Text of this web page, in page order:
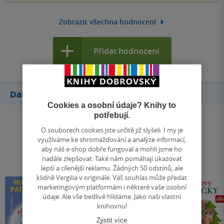
Zobrazit všechna hodnocení
Přidat hodnocení
Další knihy autora
Cookies a osobní údaje? Knihy to
potřebují.
O souborech cookies jste určitě již slyšeli. I my je
využíváme ke shromažďování a analýze informací,
aby náš e-shop dobře fungoval a mohli jsme ho
nadále zlepšovat. Také nám pomáhají ukazovat
lepší a cílenější reklamu. Žádných 50 odstínů, ale
klidně Vergilia v originále. Váš souhlas může předat
marketingovým platformám i některé vaše osobní
údaje. Ale vše bedlivě hlídáme. Jako naši vlastní
knihovnu!
Zjistit více